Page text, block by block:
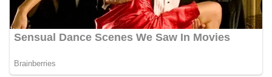
awal terkait situasi sosial, potensi kerawanan,
maupun hal-hal yang dapat mengganggu
kondusivitas wilayah, khususnya menjelang
diwarnai dengan berbagai kegiatan dan